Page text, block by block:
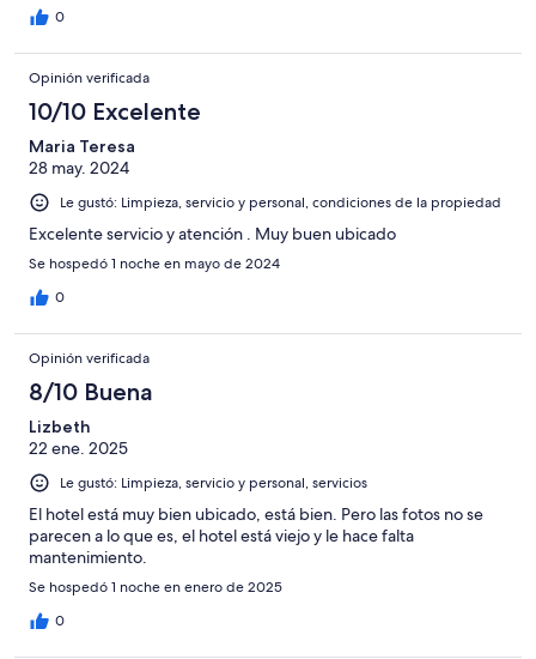
0
Opinión verificada
10/10 Excelente
Maria Teresa
28 may. 2024
Le gustó: Limpieza, servicio y personal, condiciones de la propiedad
Excelente servicio y atención . Muy buen ubicado
Se hospedó 1 noche en mayo de 2024
0
Opinión verificada
8/10 Buena
Lizbeth
22 ene. 2025
Le gustó: Limpieza, servicio y personal, servicios
El hotel está muy bien ubicado, está bien. Pero las fotos no se
parecen a lo que es, el hotel está viejo y le hace falta
mantenimiento.
Se hospedó 1 noche en enero de 2025
0